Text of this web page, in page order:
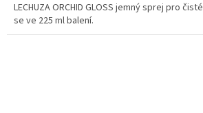
LECHUZA ORCHID GLOSS jemný sprej pro
se ve 225 ml balení.